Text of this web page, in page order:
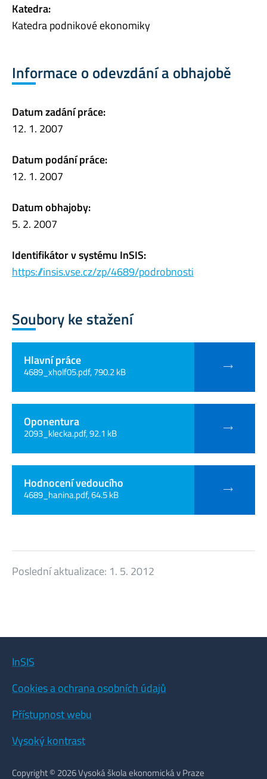
Katedra:
Katedra podnikové ekonomiky
Informace o odevzdání a obhajobě
Datum zadání práce:
12. 1. 2007
Datum podání práce:
12. 1. 2007
Datum obhajoby:
5. 2. 2007
Identifikátor v systému InSIS:
https://insis.vse.cz/zp/4689/podrobnosti
Soubory ke stažení
Hlavní práce
4689_xholf05.pdf, 790.2 kB
Oponentura
2093_klecka.pdf, 92.1 kB
Hodnocení vedoucího
4689_hanina.pdf, 64.5 kB
Poslední aktualizace: 1. 5. 2012
InSIS
Cookies a ochrana osobních údajů
Přístupnost webu
Vysoký kontrast
Copyright © 2026 Vysoká škola ekonomická v Praze